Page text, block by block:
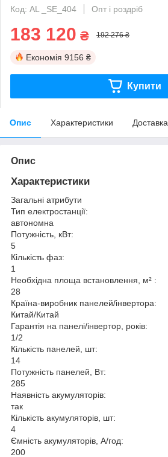
Код: AL _SE_404
Опт і роздріб
183 120 ₴ 192 276 ₴
Економія 9156 ₴
Купити
Опис Характеристики Доставка
Опис
Характеристики
Загальні атрибути
Тип електростанції:
автономна
Потужність, кВт:
5
Кількість фаз:
1
Необхідна площа встановлення, м² :
28
Країна-виробник панелей/інвертора:
Китай/Китай
Гарантія на панелі/інвертор, років:
1/2
Кількість панелей, шт:
14
Потужність панелей, Вт:
285
Наявність акумуляторів:
так
Кількість акумуляторів, шт:
4
Ємність акумуляторів, А/год:
200